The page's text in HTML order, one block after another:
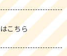
こちら